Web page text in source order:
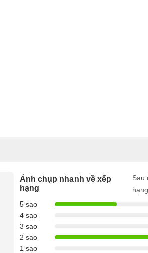
Ảnh chụp nhanh về xếp
hạng
Sau
hạng
5 sao
4 sao
3 sao
2 sao
1 sao